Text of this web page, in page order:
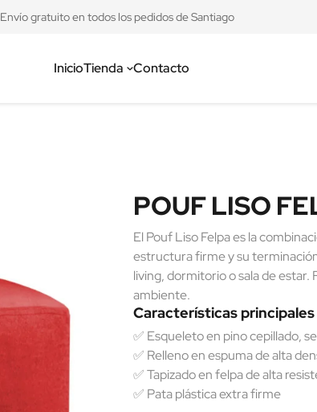
Envío gratuito en todos los pedidos de Santiago
InicioTienda Contacto
POUF LISO
El Pouf Liso Felpa es la
estructura firme y su
living, dormitorio o sala de
ambiente.
Características principales
✅ Esqueleto en pino cepillado,
✅ Relleno en espuma de alta
✅ Tapizado en felpa de alta
✅ Pata plástica extra firme